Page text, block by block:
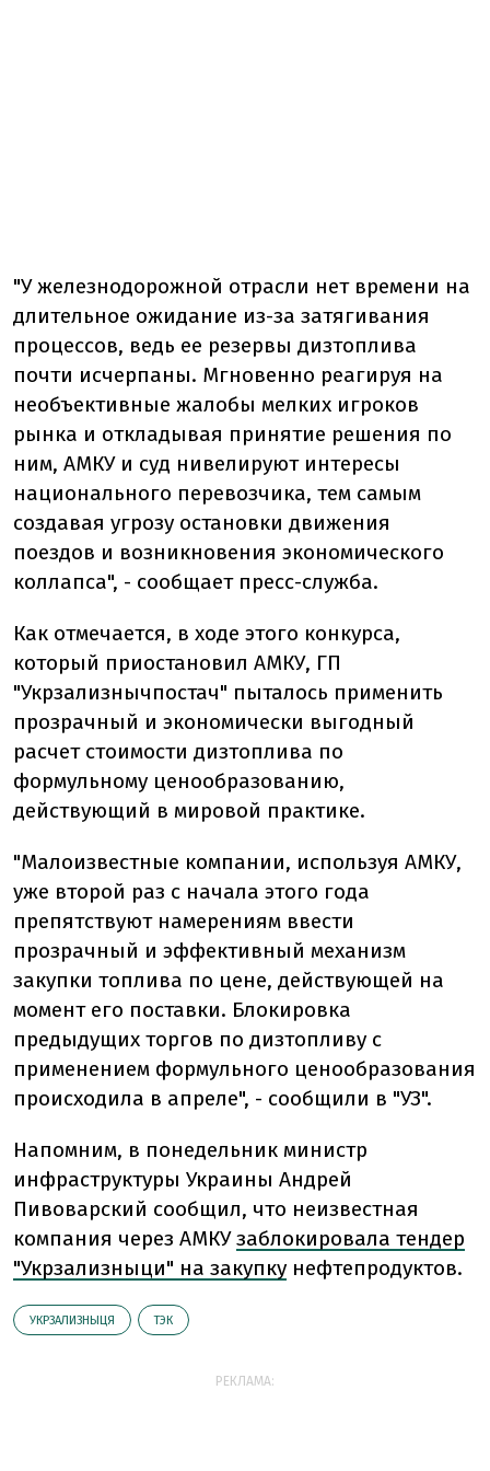
"У железнодорожной отрасли нет времени на
длительное ожидание из-за затягивания
процессов, ведь ее резервы дизтоплива
почти исчерпаны. Мгновенно реагируя на
необъективные жалобы мелких игроков
рынка и откладывая принятие решения по
ним, АМКУ и суд нивелируют интересы
национального перевозчика, тем самым
создавая угрозу остановки движения
поездов и возникновения экономического
коллапса", - сообщает пресс-служба.
Как отмечается, в ходе этого конкурса,
который приостановил АМКУ, ГП
"Укрзализнычпостач" пыталось применить
прозрачный и экономически выгодный
расчет стоимости дизтоплива по
формульному ценообразованию,
действующий в мировой практике.
"Малоизвестные компании, используя АМКУ,
уже второй раз с начала этого года
препятствуют намерениям ввести
прозрачный и эффективный механизм
закупки топлива по цене, действующей на
момент его поставки. Блокировка
предыдущих торгов по дизтопливу с
применением формульного ценообразования
происходила в апреле", - сообщили в "УЗ".
Напомним, в понедельник министр
инфраструктуры Украины Андрей
Пивоварский сообщил, что неизвестная
компания через АМКУзаблокировала тендер
"Укрзализныци" на закупку нефтепродуктов.
УКРЗАЛИЗНЫЦЯ ТЭК
РЕКЛАМА: